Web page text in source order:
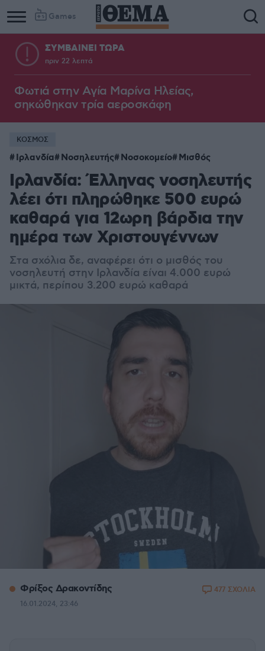
Games
ΣΥΜΒΑΙΝΕΙ ΤΩΡΑ
πριν 22 λεπτά
Φωτιά στην Aγία Μαρίνα Ηλείας,
σηκώθηκαν τρία αεροσκάφη
ΚΟΣΜΟΣ
Ιρλανδία Νοσηλευτής Νοσοκομείο Μισθός
Ιρλανδία: Έλληνας νοσηλευτής
λέει ότι πληρώθηκε 500 ευρώ
καθαρά για 12ωρη βάρδια την
ημέρα των Χριστουγέννων
Στα σχόλια δε, αναφέρει ότι ο μισθός του
νοσηλευτή στην Ιρλανδία είναι 4.000 ευρώ
μικτά, περίπου 3.200 ευρώ καθαρά
Φρίξος Δρακοντίδης
16.01.2024, 23:46
477 ΣΧΟΛΙΑ